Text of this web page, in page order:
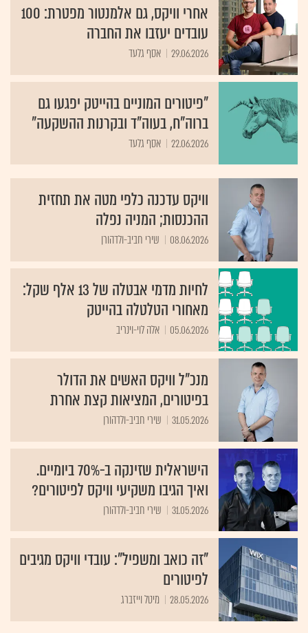
אחרי וויקס, גם אלמנטור מפטרת: 100
עובדים יעזבו את החברה
29.06.2026 אסף גלעד
"פיטורים המוניים בהייטק יפגעו גם
ברוה"ח, בעוה"ד ובקרנות ההשקעה"
22.06.2026 אסף גלעד
וויקס עדכנה כלפי מטה את תחזית
ההכנסות; המניה נפלה
08.06.2026 שירי חביב-ולדהורן
לחיות מדמי אבטלה של 13 אלף שקל:
מאחורי הטלטלה בהייטק
05.06.2026 אלה לוי-וינריב
מנכ"ל וויקס האשים את הדולר
בפיטורים, המציאות קצת אחרת
31.05.2026 שירי חביב-ולדהורן
הישראלית שזינקה ב-70% ביומיים.
ואיך הגיבו משקיעי וויקס לפיטורים?
31.05.2026 שירי חביב-ולדהורן
"זה כואב ומשפיל": עובדי וויקס מגיבים
לפיטורים
28.05.2026 מיטל וייזברג